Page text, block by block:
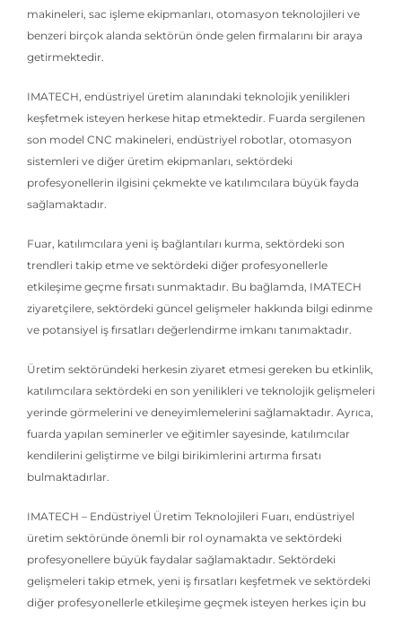
makineleri, sac işleme ekipmanları, otomasyon teknolojileri ve
benzeri birçok alanda sektörün önde gelen firmalarını bir araya
getirmektedir.
IMATECH, endüstriyel üretim alanındaki teknolojik yenilikleri
keşfetmek isteyen herkese hitap etmektedir. Fuarda sergilenen
son model CNC makineleri, endüstriyel robotlar, otomasyon
sistemleri ve diğer üretim ekipmanları, sektördeki
profesyonellerin ilgisini çekmekte ve katılımcılara büyük fayda
sağlamaktadır.
Fuar, katılımcılara yeni iş bağlantıları kurma, sektördeki son
trendleri takip etme ve sektördeki diğer profesyonellerle
etkileşime geçme fırsatı sunmaktadır. Bu bağlamda, IMATECH
ziyaretçilere, sektördeki güncel gelişmeler hakkında bilgi edinme
ve potansiyel iş fırsatları değerlendirme imkanı tanımaktadır.
Üretim sektöründeki herkesin ziyaret etmesi gereken bu etkinlik,
katılımcılara sektördeki en son yenilikleri ve teknolojik gelişmeleri
yerinde görmelerini ve deneyimlemelerini sağlamaktadır. Ayrıca,
fuarda yapılan seminerler ve eğitimler sayesinde, katılımcılar
kendilerini geliştirme ve bilgi birikimlerini artırma fırsatı
bulmaktadırlar.
IMATECH – Endüstriyel Üretim Teknolojileri Fuarı, endüstriyel
üretim sektöründe önemli bir rol oynamakta ve sektördeki
profesyonellere büyük faydalar sağlamaktadır. Sektördeki
gelişmeleri takip etmek, yeni iş fırsatları keşfetmek ve sektördeki
diğer profesyonellerle etkileşime geçmek isteyen herkes için bu